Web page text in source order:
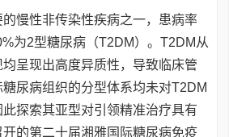
慢性非传染性疾病之一，患病率
为2型糖尿病（T2DM）。T2DM从
呈现出高度异质性，导致临床管
尿病组织的分型体系均未对T2DM
探索其亚型对引领精准治疗具有
的第二十届湘雅国际糖尿病免疫